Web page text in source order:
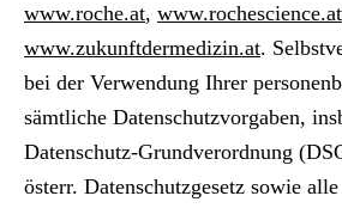
www.roche.at, www.rochescience.at
www.zukunftdermedizin.at.
bei der Verwendung Ihrer
sämtliche Datenschutzvorgaben,
Datenschutz-Grundverordnung
österr. Datenschutzgesetz sowie